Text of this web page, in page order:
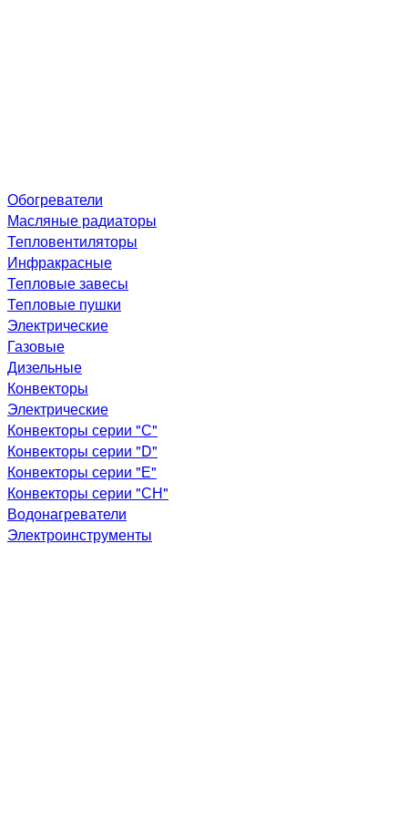
Обогреватели
Масляные радиаторы
Тепловентиляторы
Инфракрасные
Тепловые завесы
Тепловые пушки
Электрические
Газовые
Дизельные
Конвекторы
Электрические
Конвекторы серии "С"
Конвекторы серии "D"
Конвекторы серии "Е"
Конвекторы серии "СН"
Водонагреватели
Электроинструменты